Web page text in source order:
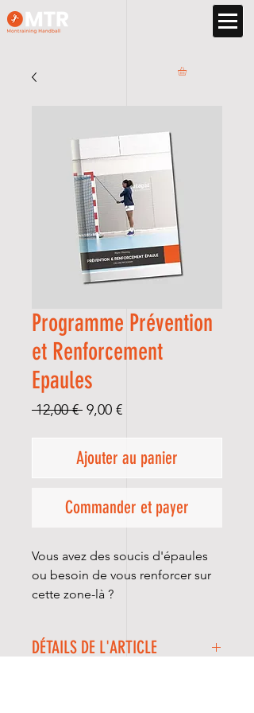
Programme Prévention
et Renforcement
Epaules
12,00 € Prix
9,00 €Prix
Ajouter au panier
Commander et payer
Vous avez des soucis d'épaules
ou besoin de vous renforcer sur
cette zone-là ?
DÉTAILS DE L'ARTICLE